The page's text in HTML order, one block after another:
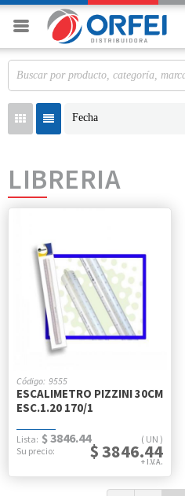
Fecha
LIBRERIA
9555
ESCALIMETRO PIZZINI 30CM
ESC.1.20 170/1
UN
$ 3846.44
$ 3846.44